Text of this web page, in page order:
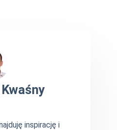
inspirację i